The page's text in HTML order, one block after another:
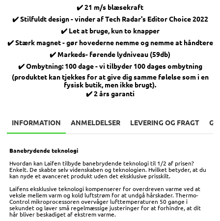
✔️ 21 m/s blæsekraft
✔️ Stilfuldt design - vinder af Tech Radar's Editor Choice 2022
✔️ Let at bruge, kun to knapper
✔️ Stærk magnet - gør hovederne nemme og nemme at håndtere
✔️ Markeds- førende lydniveau (59db)
✔️ Ombytning: 100 dage - vi tilbyder 100 dages ombytning
(produktet kan tjekkes for at give dig samme følelse som i en
fysisk butik, men ikke brugt).
✔️ 2 års garanti
INFORMATION ANMELDELSER LEVERING OG FRAGT
Banebrydende teknologi
Hvordan kan Laifen tilbyde banebrydende teknologi til 1/2 af prisen?
Enkelt. De skabte selv videnskaben og teknologien. Hvilket betyder, at du
kan nyde et avanceret produkt uden det eksklusive prisskilt.
Laifens eksklusive teknologi kompenserer for overdreven varme ved at
veksle mellem varm og kold luftstrøm for at undgå hårskader. Thermo-
Control mikroprocessoren overvåger lufttemperaturen 50 gange i
sekundet og laver små regelmæssige justeringer for at forhindre, at dit
hår bliver beskadiget af ekstrem varme.